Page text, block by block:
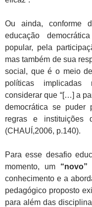
Ou ainda, conforme
educação
popular, pela
mas também de sua
social, que é o meio
políticas implicadas
considerar que “[…] a
democrática se puder
regras e instituições
(CHAUÍ,2006, p.140).
Para esse desafio
momento, um “novo”
conhecimento e a
pedagógico proposto
para além das